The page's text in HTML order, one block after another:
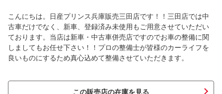
こんにちは。日産プリンス兵庫販売三田店です！！三田店では中
古車だけでなく、新車、登録済み未使用もご用意させていただい
ております。当店は新車・中古車併売店ですのでお車の整備に関
しましてもお任せ下さい！！プロの整備士が皆様のカーライフを
良いものにするため真心込めて整備させていただきます。
この販売店の在庫を見る